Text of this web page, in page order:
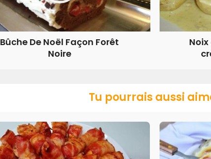
Bûche De Noël Façon Forêt
Noire
Tu pourrais aussi